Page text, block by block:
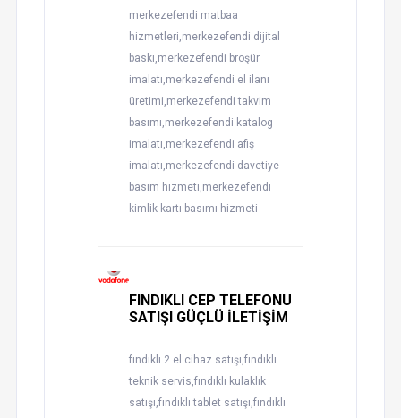
merkezefendi matbaa
hizmetleri,merkezefendi dijital
baskı,merkezefendi broşür
imalatı,merkezefendi el ilanı
üretimi,merkezefendi takvim
basımı,merkezefendi katalog
imalatı,merkezefendi afiş
imalatı,merkezefendi davetiye
basım hizmeti,merkezefendi
kimlik kartı basımı hizmeti
FINDIKLI CEP TELEFONU
SATIŞI GÜÇLÜ İLETİŞİM
fındıklı 2.el cihaz satışı,fındıklı
teknik servis,fındıklı kulaklık
satışı,fındıklı tablet satışı,fındıklı